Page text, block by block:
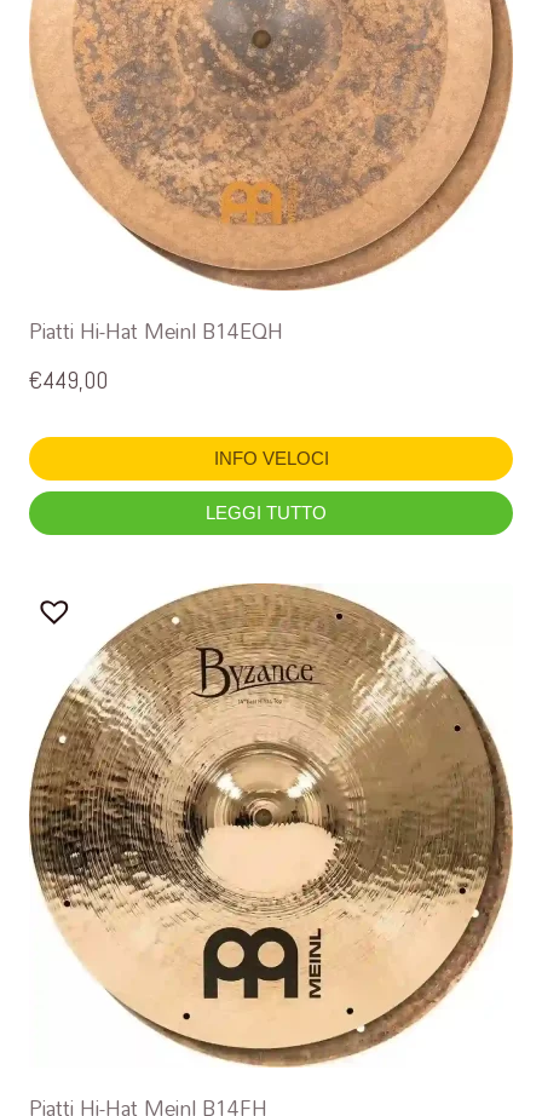
Piatti Hi-Hat Meinl B14EQH
€449,00
INFO VELOCI
LEGGI TUTTO